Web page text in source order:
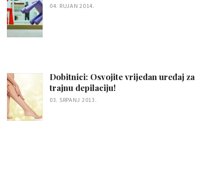
04. RUJAN 2014.
Dobitnici: Osvojite vrijedan uređaj za
trajnu depilaciju!
03. SRPANJ 2013.